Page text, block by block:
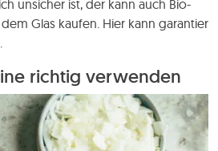
unsicher ist, der kann auch Bio-
Glas kaufen. Hier kann garantier
richtig verwenden